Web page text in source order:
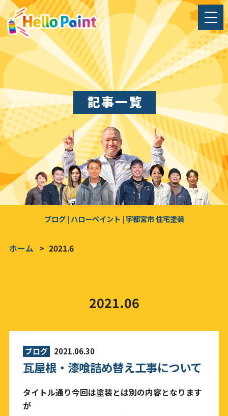
記事一覧
ブログ | ハローペイント | 宇都宮市 住宅塗装
ホーム 2021.6
2021.06
ブログ 2021.06.30
瓦屋根・漆喰詰め替え工事について
タイトル通り今回は塗装とは別の内容となります
が